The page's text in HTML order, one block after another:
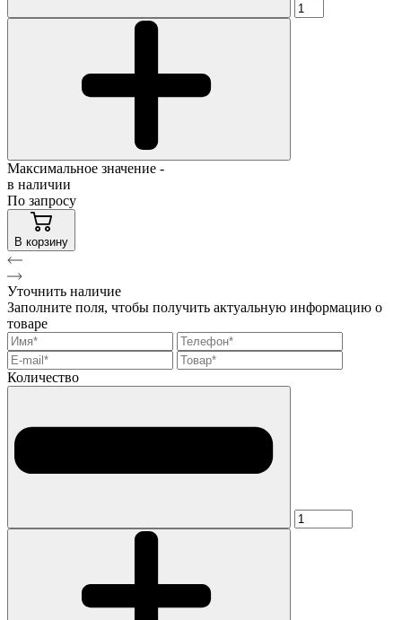
Максимальное значение -
в наличии
По запросу
В корзину
Уточнить наличие
Заполните поля, чтобы получить актуальную информацию о
товаре
Количество